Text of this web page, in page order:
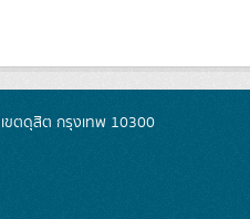
ขตดุสิต กรุงเทพ 10300